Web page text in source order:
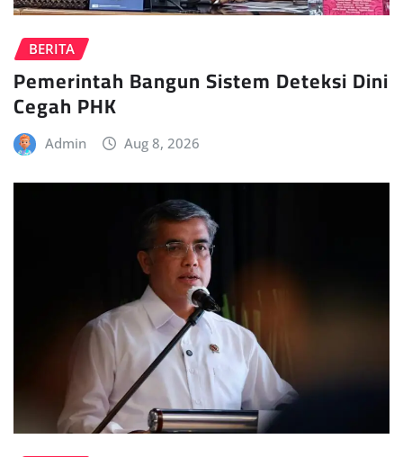
BERITA
Pemerintah Bangun Sistem Deteksi Dini
Cegah PHK
Admin Aug 8, 2026